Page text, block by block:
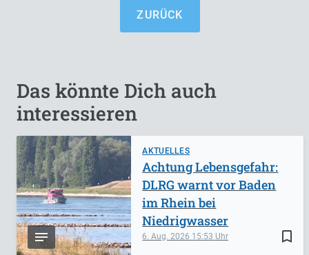
ZURÜCK
Das könnte Dich auch
interessieren
AKTUELLES
bookmark_border
6. Aug. 2026 15:53
Achtung Lebensgefahr:
DLRG warnt vor Baden
im Rhein bei
Niedrigwasser